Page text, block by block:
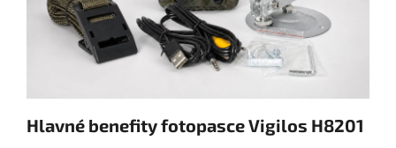
Hlavné benefity fotopasce Vigilos H8201